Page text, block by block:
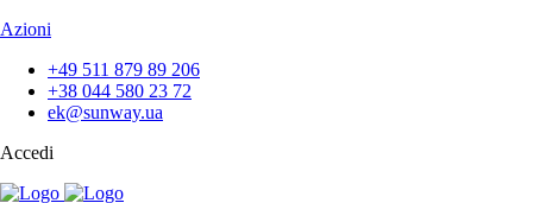
Azioni
+49 511 879 89 206
+38 044 580 23 72
ek@sunway.ua
Accedi